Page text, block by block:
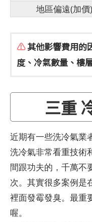
地區偏遠(加價)
⚠其他影響費用的
度、冷氣數量、樓
三重
近期有一些洗冷氣業
洗冷氣非常看重技術
間跟功夫的，千萬不
次。其實很多案例是
裡面發霉發臭。最重
喔。